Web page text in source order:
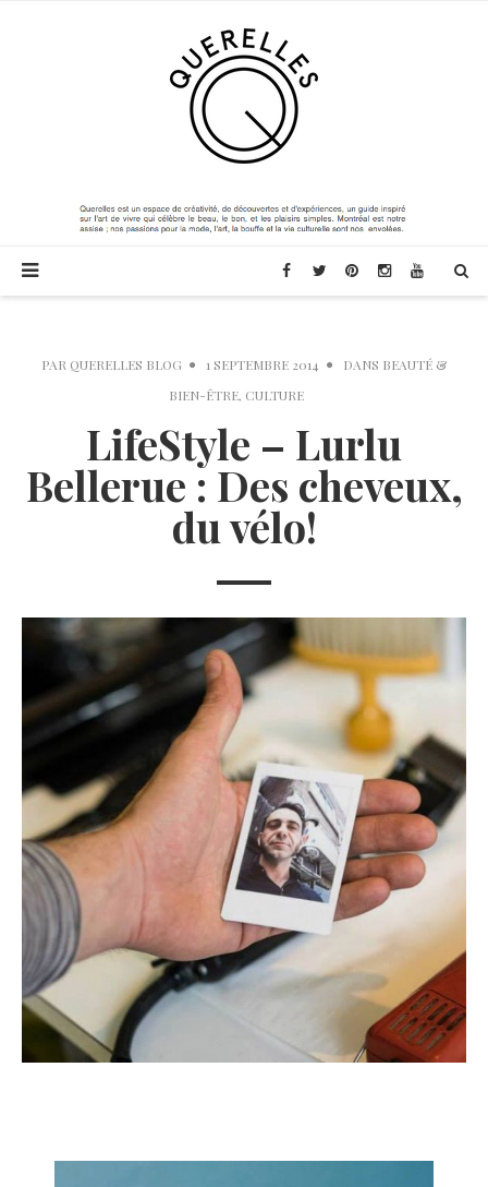
PAR QUERELLES BLOG 1 SEPTEMBRE 2014 DANS BEAUTÉ &
BIEN-ÊTRE, CULTURE
LifeStyle – Lurlu
Bellerue : Des cheveux,
du vélo!